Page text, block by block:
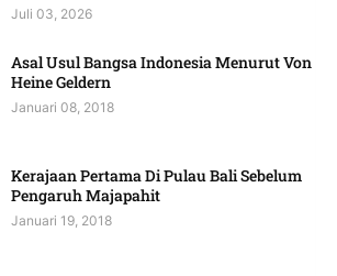
Juli 03, 2026
Asal Usul Bangsa Indonesia Menurut Von
Heine Geldern
Januari 08, 2018
Kerajaan Pertama Di Pulau Bali Sebelum
Pengaruh Majapahit
Januari 19, 2018